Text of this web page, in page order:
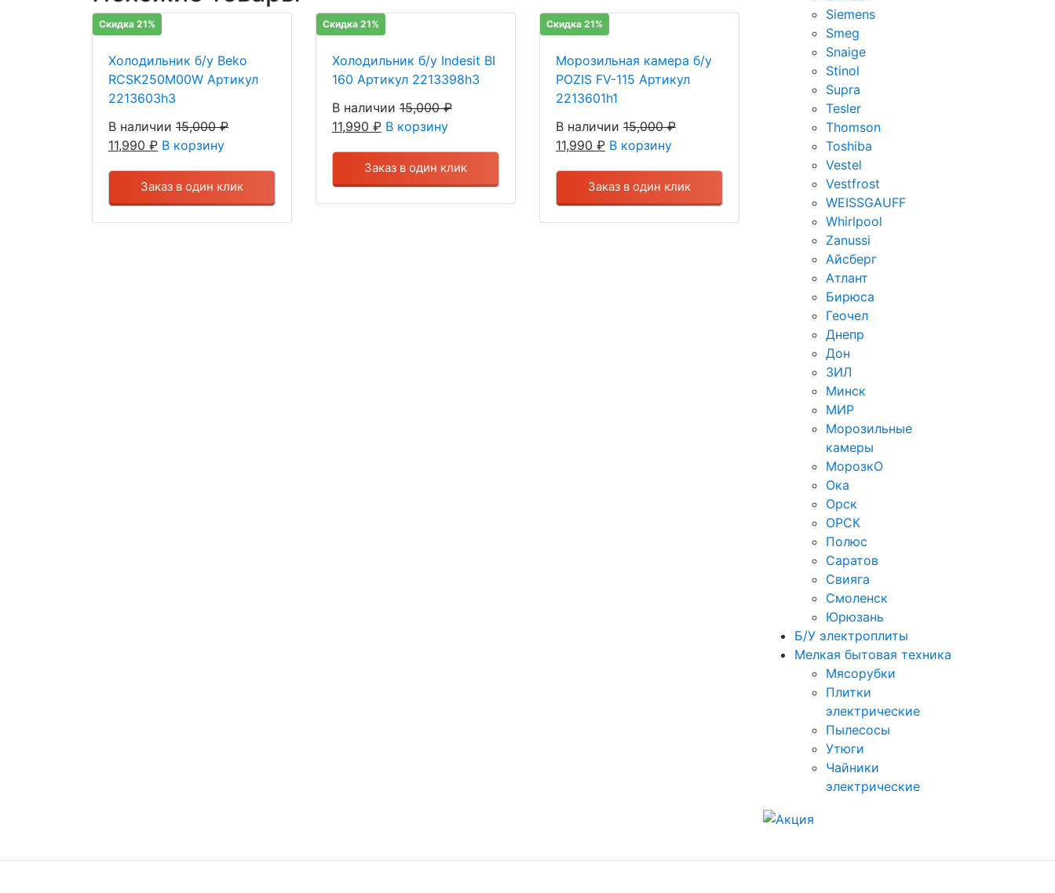
Скидка 21%
Холодильник б/у Beko
RCSK250M00W Артикул
2213603h3
В наличии 15,000₽
11,990 ₽ В корзину
Заказ в один клик
Скидка 21%
Холодильник б/у Indesit BI
160 Артикул 2213398h3
В наличии 15,000₽
11,990 ₽ В корзину
Заказ в один клик
Скидка 21%
Морозильная камера б/у
POZIS FV-115 Артикул
2213601h1
В наличии 15,000₽
11,990 ₽ В корзину
Заказ в один клик
Siemens
Smeg
Snaige
Stinol
Supra
Tesler
Thomson
Toshiba
Vestel
Vestfrost
WEISSGAUFF
Whirlpool
Zanussi
Айсберг
Атлант
Бирюса
Геочел
Днепр
Дон
ЗИЛ
Минск
МИР
Морозильные
камеры
МорозкО
Ока
Орск
ОРСК
Полюс
Саратов
Свияга
Смоленск
Юрюзань
Б/У электроплиты
Мелкая бытовая техника
Мясорубки
Плитки
электрические
Пылесосы
Утюги
Чайники
электрические